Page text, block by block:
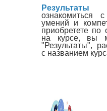
ознакомиться
умений и
приобретете по
на курсе, вы
"Результаты",
с названием